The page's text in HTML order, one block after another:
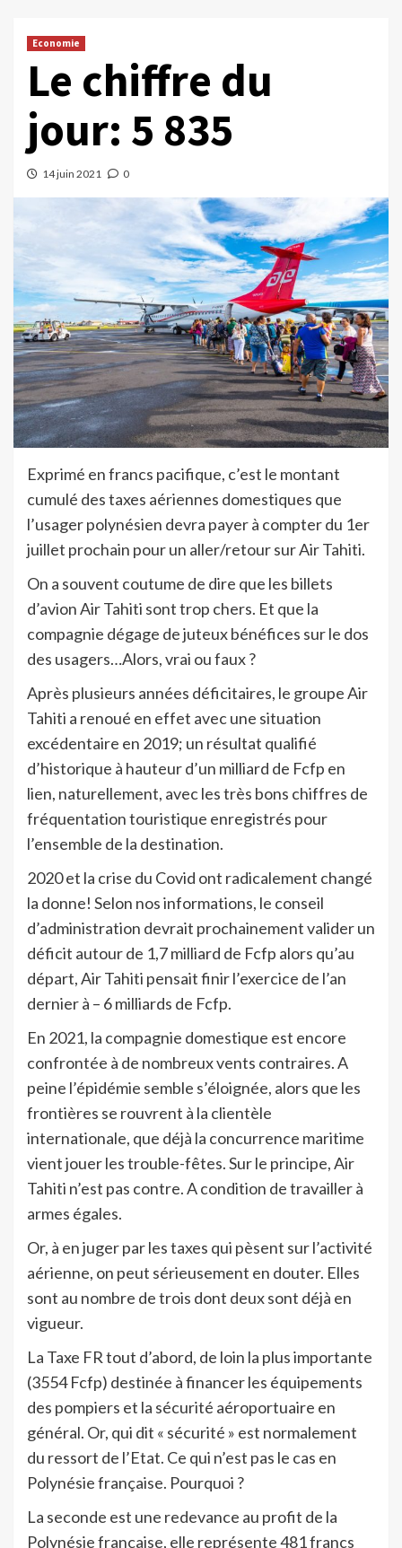
Economie
Le chiffre du
jour: 5 835
14 juin 2021 0
Exprimé en francs pacifique, c’est le montant
cumulé des taxes aériennes domestiques que
l’usager polynésien devra payer à compter du 1er
juillet prochain pour un aller/retour sur Air Tahiti.
On a souvent coutume de dire que les billets
d’avion Air Tahiti sont trop chers. Et que la
compagnie dégage de juteux bénéfices sur le dos
des usagers…Alors, vrai ou faux ?
Après plusieurs années déficitaires, le groupe Air
Tahiti a renoué en effet avec une situation
excédentaire en 2019; un résultat qualifié
d’historique à hauteur d’un milliard de Fcfp en
lien, naturellement, avec les très bons chiffres de
fréquentation touristique enregistrés pour
l’ensemble de la destination.
2020 et la crise du Covid ont radicalement changé
la donne! Selon nos informations, le conseil
d’administration devrait prochainement valider un
déficit autour de 1,7 milliard de Fcfp alors qu’au
départ, Air Tahiti pensait finir l’exercice de l’an
dernier à – 6 milliards de Fcfp.
En 2021, la compagnie domestique est encore
confrontée à de nombreux vents contraires. A
peine l’épidémie semble s’éloignée, alors que les
frontières se rouvrent à la clientèle
internationale, que déjà la concurrence maritime
vient jouer les trouble-fêtes. Sur le principe, Air
Tahiti n’est pas contre. A condition de travailler à
armes égales.
Or, à en juger par les taxes qui pèsent sur l’activité
aérienne, on peut sérieusement en douter. Elles
sont au nombre de trois dont deux sont déjà en
vigueur.
La Taxe FR tout d’abord, de loin la plus importante
(3554 Fcfp) destinée à financer les équipements
des pompiers et la sécurité aéroportuaire en
général. Or, qui dit « sécurité » est normalement
du ressort de l’Etat. Ce qui n’est pas le cas en
Polynésie française. Pourquoi ?
La seconde est une redevance au profit de la
Polynésie française, elle représente 481 francs